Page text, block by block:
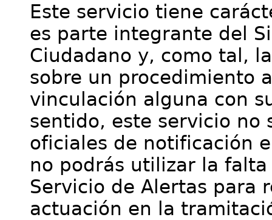
Este servicio tiene
es parte integrante del
Ciudadano y, como tal,
sobre un procedimiento
vinculación alguna con
sentido, este servicio no
oficiales de notificación
no podrás utilizar la
Servicio de Alertas para
actuación en la